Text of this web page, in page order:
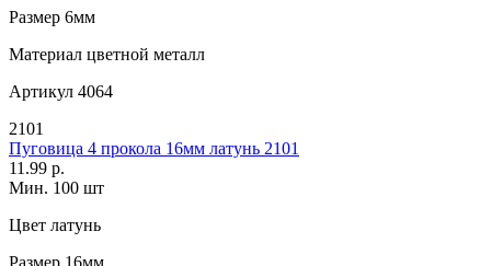
Размер 6мм
Материал цветной металл
Артикул 4064
2101
Пуговица 4 прокола 16мм латунь 2101
11.99 р.
Мин. 100 шт
Цвет латунь
Размер 16мм